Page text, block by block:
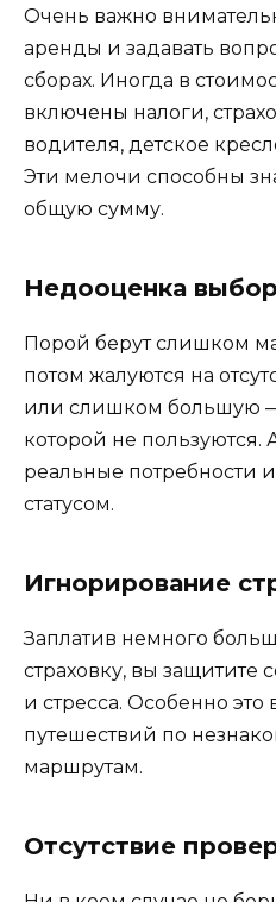
Очень важно
аренды и задавать
сборах. Иногда в
включены налоги,
водителя, детское
Эти мелочи способны
общую сумму.
Недооценка
Порой берут слишком
потом жалуются на
или слишком большую
которой не пользуются.
реальные потребности
статусом.
Игнорирование
Заплатив немного
страховку, вы защитите
и стресса. Особенно это
путешествий по
маршрутам.
Отсутствие